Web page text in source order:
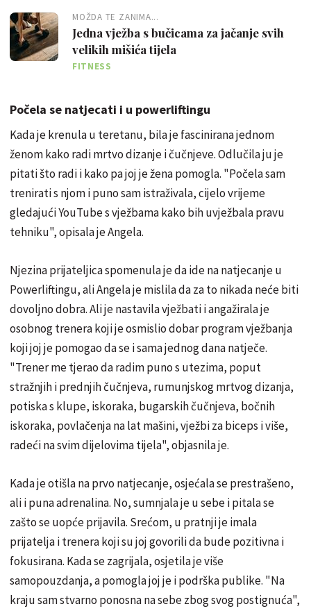
MOŽDA TE ZANIMA...
Jedna vježba s bučicama za jačanje svih
velikih mišića tijela
FITNESS
Počela se natjecati i u powerliftingu
Kada je krenula u teretanu, bila je fascinirana jednom
ženom kako radi mrtvo dizanje i čučnjeve. Odlučila ju je
pitati što radi i kako pa joj je žena pomogla. "Počela sam
trenirati s njom i puno sam istraživala, cijelo vrijeme
gledajući YouTube s vježbama kako bih uvježbala pravu
tehniku", opisala je Angela.
Njezina prijateljica spomenula je da ide na natjecanje u
Powerliftingu, ali Angela je mislila da za to nikada neće biti
dovoljno dobra. Ali je nastavila vježbati i angažirala je
osobnog trenera koji je osmislio dobar program vježbanja
koji joj je pomogao da se i sama jednog dana natječe.
"Trener me tjerao da radim puno s utezima, poput
stražnjih i prednjih čučnjeva, rumunjskog mrtvog dizanja,
potiska s klupe, iskoraka, bugarskih čučnjeva, bočnih
iskoraka, povlačenja na lat mašini, vježbi za biceps i više,
radeći na svim dijelovima tijela", objasnila je.
Kada je otišla na prvo natjecanje, osjećala se prestrašeno,
ali i puna adrenalina. No, sumnjala je u sebe i pitala se
zašto se uopće prijavila. Srećom, u pratnji je imala
prijatelja i trenera koji su joj govorili da bude pozitivna i
fokusirana. Kada se zagrijala, osjetila je više
samopouzdanja, a pomogla joj je i podrška publike. "Na
kraju sam stvarno ponosna na sebe zbog svog postignuća",